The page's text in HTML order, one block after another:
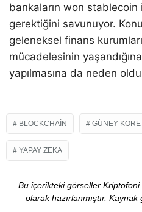
bankaların won
gerektiğini savunuyor.
geleneksel finans
mücadelesinin
yapılmasına da neden
BLOCKCHAIN GÜNEY KORE
YAPAY ZEKA
Bu içerikteki görseller
olarak hazırlanmıştır.